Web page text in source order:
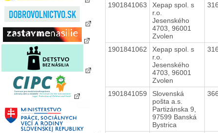
1901841063
Xepap spol. s
r.o.
Jesenského
4703, 96001
Zvolen
1901841062
Xepap spol. s
r.o.
Jesenského
4703, 96001
Zvolen
1901841059
Slovenská
pošta a.s.
Partizánska 9,
97599 Banská
Bystrica